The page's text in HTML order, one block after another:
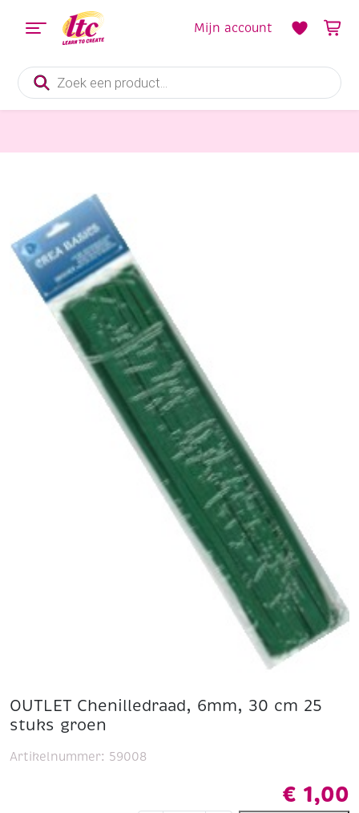
Producten
zoeken
Mijn account
OUTLET Chenilledraad, 6mm, 30 cm 25
stuks groen
€ 1,00
Artikelnummer: 59008